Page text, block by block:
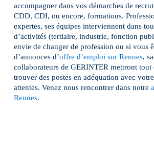
accompagner dans vos démarches de
CDD, CDI, ou encore, formations.
expertes, ses équipes interviennent dans
d’activités (tertiaire, industrie, fonction
envie de changer de profession ou si vous
d’annonces d’offre d’emploi sur Rennes,
collaborateurs de GERINTER mettront
trouver des postes en adéquation avec
attentes. Venez nous rencontrer dans notre
Rennes.